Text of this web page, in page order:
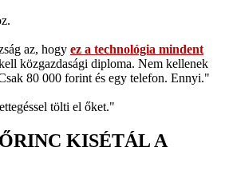
az, hogy ez a technológia mindent
közgazdasági diploma. Nem kellenek
80 000 forint és egy telefon. Ennyi."
tölti el őket."
KISÉTÁL A